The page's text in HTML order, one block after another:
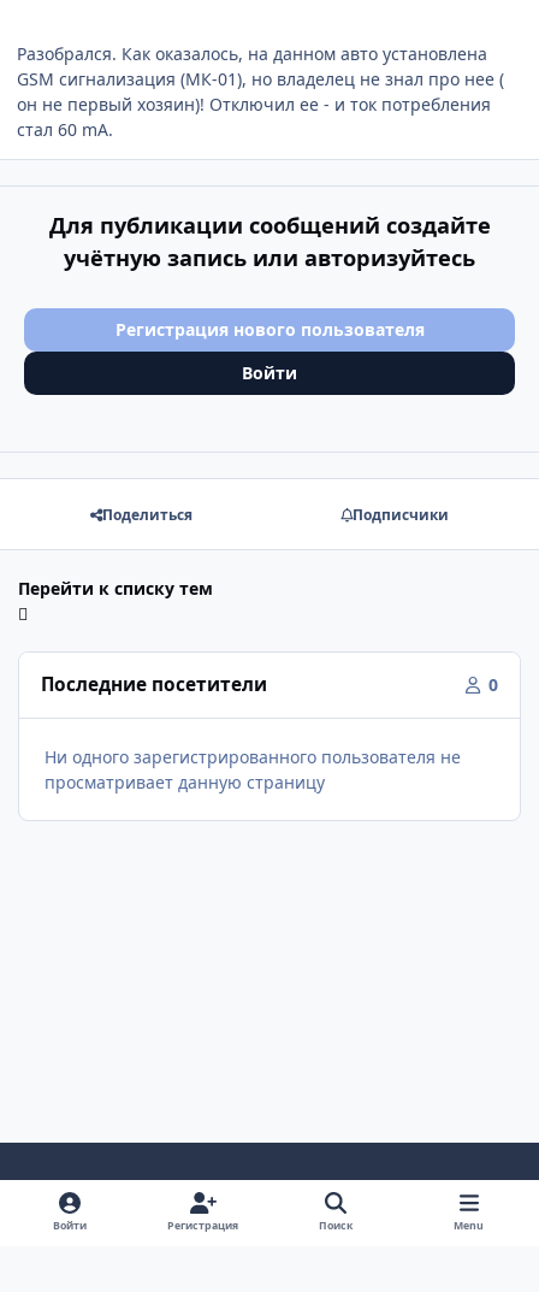
Разобрался. Как оказалось, на данном авто установлена
GSM сигнализация (МК-01), но владелец не знал про нее (
он не первый хозяин)! Отключил ее - и ток потребления
стал 60 mA.
Для публикации сообщений создайте
учётную запись или авторизуйтесь
Регистрация нового пользователя
Войти
Поделиться Подписчики
Перейти к списку тем
Последние посетители 0
Ни одного зарегистрированного пользователя не
просматривает данную страницу
Светлый Режим
Темный РежимНастройка Системы
Войти Регистрация Поиск Menu